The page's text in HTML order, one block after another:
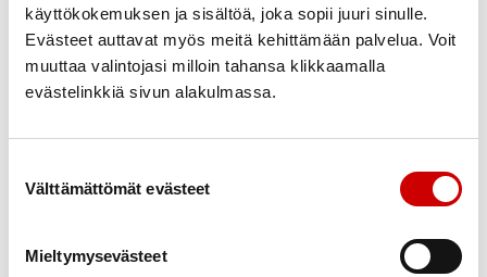
käyttökokemuksen ja sisältöä, joka sopii juuri sinulle.
Evästeet auttavat myös meitä kehittämään palvelua. Voit
muuttaa valintojasi milloin tahansa klikkaamalla
evästelinkkiä sivun alakulmassa.
Välttämättömät evästeet
Mieltymysevästeet
Sairausryhmä
Elämää sydänsairauden kanssa - tunne
Hotelli Kajanus, Koskikatu 2 87200 Kajaani
Lapin Sydänpiiri Ry